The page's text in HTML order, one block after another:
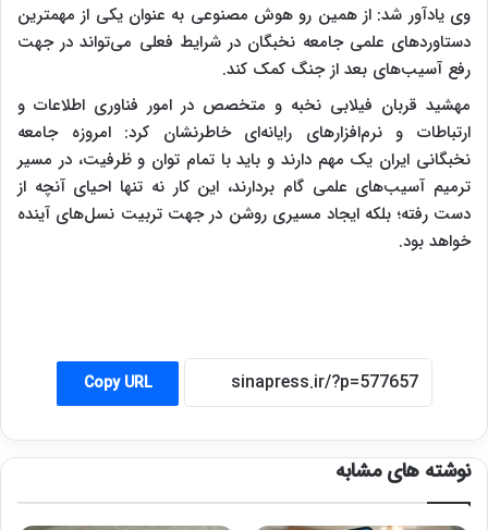
وی یادآور شد: از همین رو هوش مصنوعی به عنوان یکی از مهمترین
دستاوردهای علمی جامعه نخبگان در شرایط فعلی می‌تواند در جهت
رفع آسیب‌های بعد از جنگ کمک کند.
مهشید قربان فیلابی نخبه و متخصص در امور فناوری اطلاعات و
ارتباطات و نرم‌افزارهای رایانه‌ای خاطرنشان کرد: امروزه جامعه
نخبگانی ایران یک مهم دارند و باید با تمام توان و ظرفیت، در مسیر
ترمیم آسیب‌های علمی گام بردارند، این کار نه تنها احیای آنچه از
دست رفته؛ بلکه ایجاد مسیری روشن در جهت تربیت نسل‌های آینده
خواهد بود.
Copy URL
نوشته های مشابه